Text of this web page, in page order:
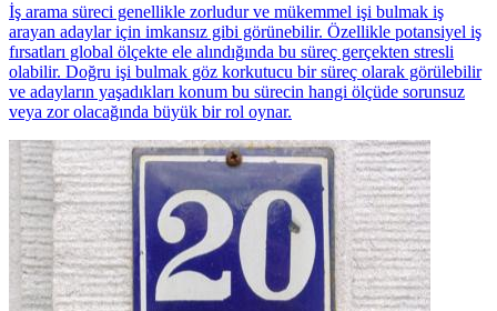
İş arama süreci genellikle zorludur ve mükemmel işi bulmak iş
arayan adaylar için imkansız gibi görünebilir. Özellikle potansiyel iş
fırsatları global ölçekte ele alındığında bu süreç gerçekten stresli
olabilir. Doğru işi bulmak göz korkutucu bir süreç olarak görülebilir
ve adayların yaşadıkları konum bu sürecin hangi ölçüde sorunsuz
veya zor olacağında büyük bir rol oynar.